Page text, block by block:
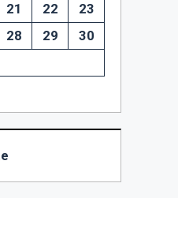
21 22
23
28 29
30